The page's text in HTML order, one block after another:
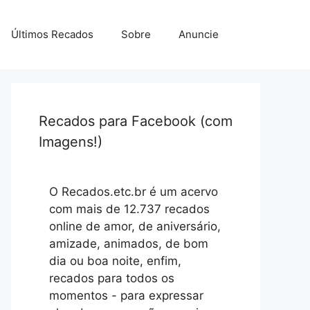
Últimos Recados Sobre Anuncie
Recados para Facebook (com
Imagens!)
O Recados.etc.br é um acervo
com mais de 12.737 recados
online de amor, de aniversário,
amizade, animados, de bom
dia ou boa noite, enfim,
recados para todos os
momentos - para expressar